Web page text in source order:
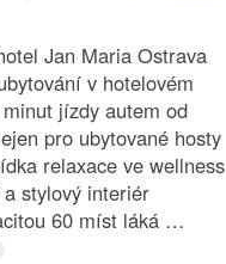
Jan Maria Ostrava
v hotelovém
jízdy autem od
pro ubytované hosty
relaxace ve wellness
stylový interiér
60 míst láká …